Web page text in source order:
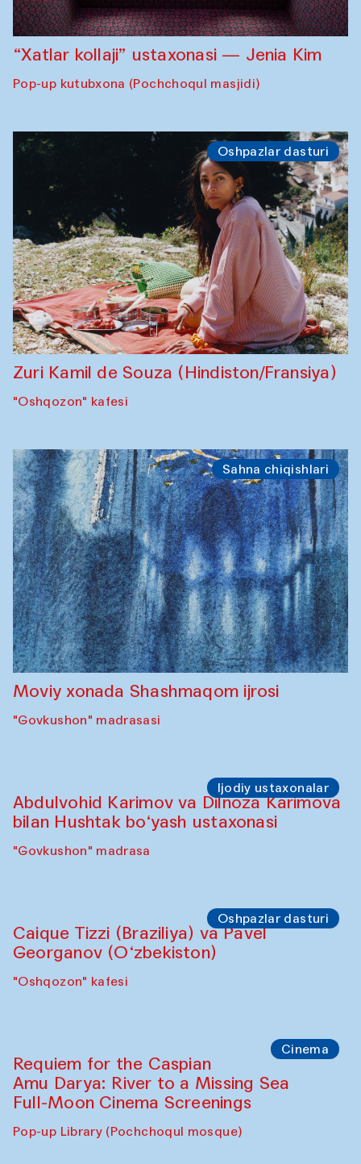
“Xatlar kollaji” ustaxonasi — Jenia Kim
Pop-up kutubxona (Pochchoqul masjidi)
Oshpazlar dasturi
Zuri Kamil de Souza (Hindiston/Fransiya)
"Oshqozon" kafesi
Sahna chiqishlari
Moviy xonada Shashmaqom ijrosi
"Govkushon" madrasasi
Ijodiy ustaxonalar
Abdulvohid Karimov va Dilnoza Karimova
bilan Hushtak bo‘yash ustaxonasi
"Govkushon" madrasa
Oshpazlar dasturi
Caique Tizzi (Braziliya) va Pavel
Georganov (O‘zbekiston)
"Oshqozon" kafesi
Cinema
Requiem for the Caspian
Amu Darya: River to a Missing Sea
Full-Moon Cinema Screenings
Pop-up Library (Pochchoqul mosque)